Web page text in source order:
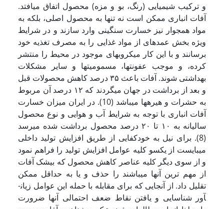
و ترکیب شیمیایی (رنگ، بو و مزه) محصول اتفاق می­افتد.
آفات انباری ممکن است نه تنها به محصول اصلی، بلکه به
مواد همجوار نیز خسارت سنگینی وارد سازند و در شرایط
ویژه بخش عمده­ای از مواد غذایی را به مصرف تغذیه خود
برسانند و با این کار میکروبهای موجود در محیط را منتشر
کرده، و موجب عفونتها، مسمومیتها و سایر مشکلات
بهداشتی ­شوند. آفات باعث ۳۵ درصد کاهش محصولات قبل
و بعد از برداشت در جهان می­گردند که ۱۲ درصد آن مربوط
به حشرات و هیره­ها می­باشد (10). در ایران میزان خسارت
آفات انباری با توجه به شرایط آب و هوایی و نوع محصول
سالیانه به ۱۰ تا ۲۰ درصد محصول برداشت شده می­رسد
(8). برای نیل به خودکفایی از طریق افزایش تولید داخلی
می­بایست از یکسو کلیه عوامل افزایش تولید را فراهم نمود
و از سوی دیگر کلیه عناصر کاهش محصول که بی­شک آفات
از مهم ترین آنها می­باشند را حذف و یا به حداقل ممکن
تقلیل داد. از آنجایی که برای مقابله با حمله این عوامل زیان­
آور شناسایی و یافتن نقاط ضعف احتمالی آنها ضرورت